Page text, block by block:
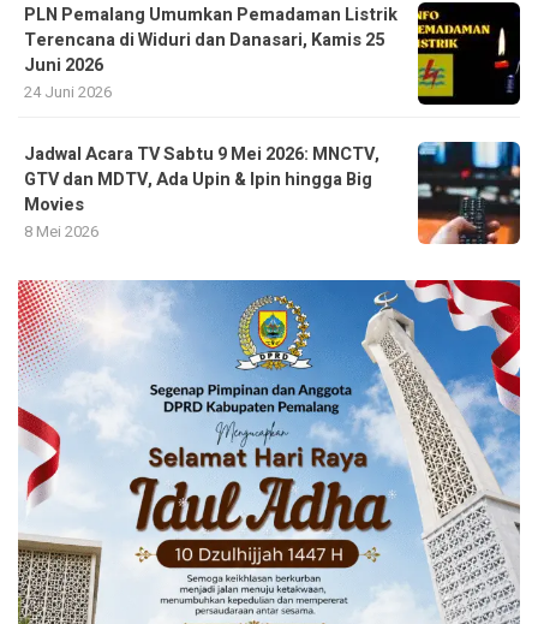
PLN Pemalang Umumkan Pemadaman Listrik
Terencana di Widuri dan Danasari, Kamis 25
Juni 2026
24 Juni 2026
Jadwal Acara TV Sabtu 9 Mei 2026: MNCTV,
GTV dan MDTV, Ada Upin & Ipin hingga Big
Movies
8 Mei 2026